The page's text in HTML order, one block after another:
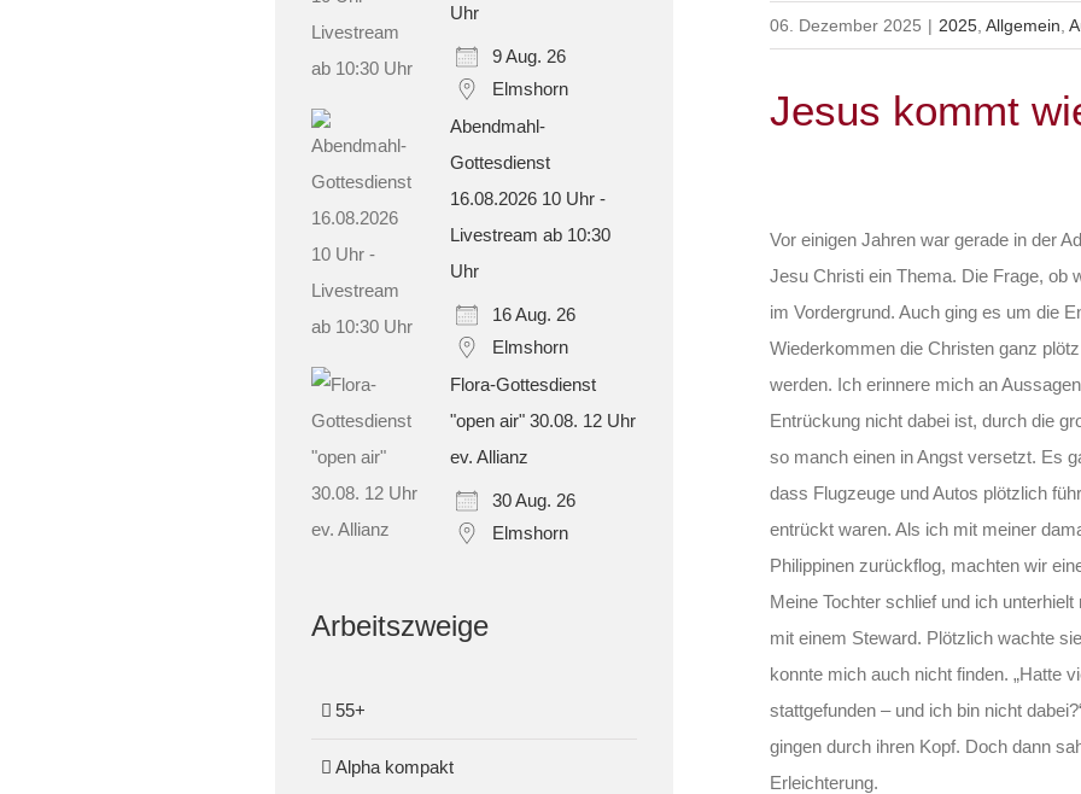
06. Dezember 2025 | 2025 ,Allgemein ,
Jesus kommt
Vor einigen Jahren war gerade in der
Jesu Christi ein Thema. Die Frage, ob
im Vordergrund. Auch ging es um die
Wiederkommen die Christen ganz
werden. Ich erinnere mich an
Entrückung nicht dabei ist, durch die
so manch einen in Angst versetzt. Es
dass Flugzeuge und Autos plötzlich
entrückt waren. Als ich mit meiner
Philippinen zurückflog, machten wir
Meine Tochter schlief und ich
mit einem Steward. Plötzlich wachte
konnte mich auch nicht finden. „Hatte
stattgefunden – und ich bin nicht
gingen durch ihren Kopf. Doch dann
Erleichterung.
Uhr
9 Aug. 26
Elmshorn
Abendmahl-
Gottesdienst
16.08.2026 10 Uhr -
Livestream ab 10:30
Uhr
16 Aug. 26
Elmshorn
Flora-Gottesdienst
"open air" 30.08. 12 Uhr
ev. Allianz
30 Aug. 26
Elmshorn
Arbeitszweige
55+
Alpha kompakt